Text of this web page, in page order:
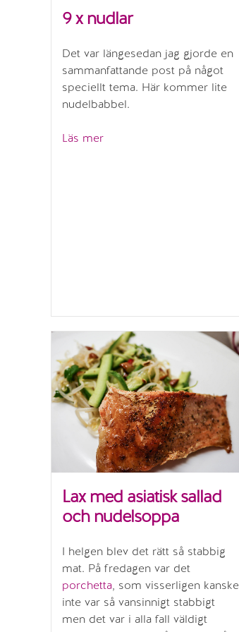
9 x nudlar
Det var längesedan jag gjorde en
sammanfattande post på något
speciellt tema. Här kommer lite
nudelbabbel.
Läs mer”9
Lax med asiatisk sallad
och nudelsoppa
I helgen blev det rätt så stabbig
mat. På fredagen var det
porchetta, som visserligen kanske
inte var så vansinnigt stabbigt
men det var i alla fall väldigt